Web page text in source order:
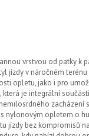
vrstvou od patky k
jízdy v náročném
opletu, jako i pro
je integrální
nylonovým opletem o
jízdy bez kompromisů